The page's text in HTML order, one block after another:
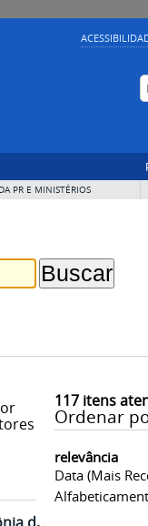
PR E MINISTÉRIOS
117itens
Ordenar
relevância
Data (mais